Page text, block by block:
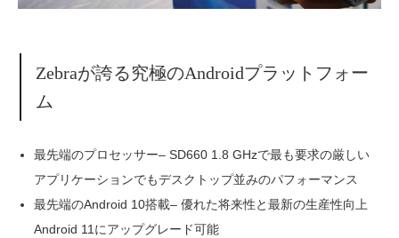
Zebraが誇る究極のAndroidプラットフォー
ム
最先端のプロセッサー– SD660 1.8 GHzで最も要求の厳しい
アプリケーションでもデスクトップ並みのパフォーマンス
最先端のAndroid 10搭載– 優れた将来性と最新の生産性向上
Android 11にアップグレード可能